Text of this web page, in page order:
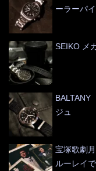
ーラーパ
SEIKO メ
BALTANY
ジュ
宝塚歌劇
ルーレイ